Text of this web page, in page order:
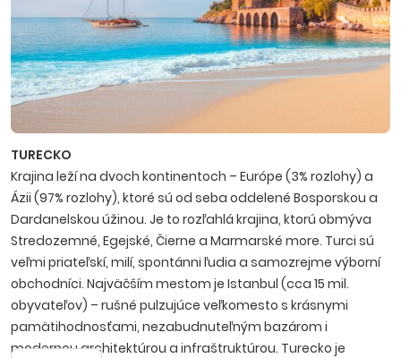
TURECKO
Krajina leží na dvoch kontinentoch – Európe (3% rozlohy) a
Ázii (97% rozlohy), ktoré sú od seba oddelené Bosporskou a
Dardanelskou úžinou. Je to rozľahlá krajina, ktorú obmýva
Stredozemné, Egejské, Čierne a Marmarské more. Turci sú
veľmi priateľskí, milí, spontánni ľudia a samo­zrejme výborní
obchodníci. Najväčším mestom je Istanbul (cca 15 mil.
obyvateľov) – rušné pulzujúce veľkomesto s krásnymi
pamätihodnosťami, nezabudnuteľným bazá­rom i
modernou architektúrou a infraštruktúrou. Turecko je